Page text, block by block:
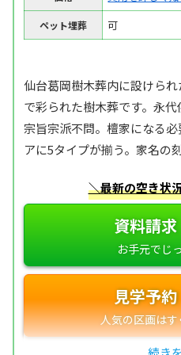
ペット埋葬 可
仙台葛岡樹木葬内に設けら
で彩られた樹木葬です。永代
宗旨宗派不問。檀家になる
アに5タイプが揃う。家名の
＼最新の空き状
資料請求
見学予約